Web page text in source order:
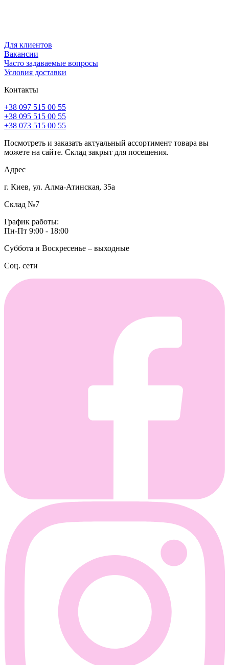
Для клиентов
Вакансии
Часто задаваемые вопросы
Условия доставки
Контакты
+38 097 515 00 55
+38 095 515 00 55
+38 073 515 00 55
Посмотреть и заказать актуальный ассортимент товара вы
можете на сайте. Склад закрыт для посещения.
Адрес
г. Киев, ул. Алма-Атинская, 35а
Склад №7
График работы:
Пн-Пт 9:00 - 18:00
Суббота и Воскресенье – выходные
Соц. сети